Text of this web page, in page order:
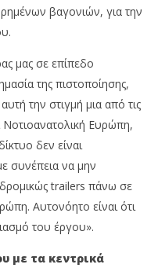
βαγονιών, για την
μας σε επίπεδο
της πιστοποίησης,
την στιγμή μια από τις
Νοτιοανατολική Ευρώπη,
δεν είναι
συνέπεια να μην
trailers πάνω σε
Αυτονόητο είναι ότι
του έργου».
με τα κεντρικά